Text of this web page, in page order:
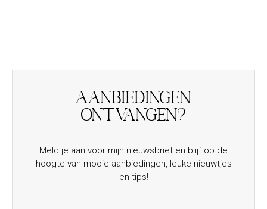
Aanbiedingen
ontvangen?
Meld je aan voor mijn nieuwsbrief en blijf op de
hoogte van mooie aanbiedingen, leuke nieuwtjes
en tips!